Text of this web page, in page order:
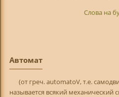
Слова на
Автомат
(от греч. automatoV, т.е.
называется всякий механический